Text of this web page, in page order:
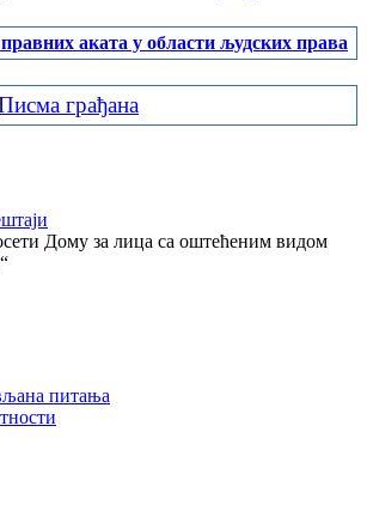
аката у области људских права
грађана
Дому за лица са оштећеним видом
питања